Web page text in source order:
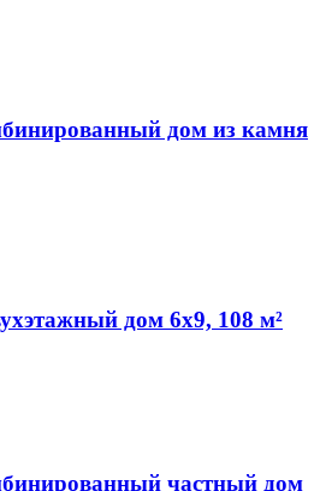
дом из камня
дом 6х9, 108 м²
частный дом